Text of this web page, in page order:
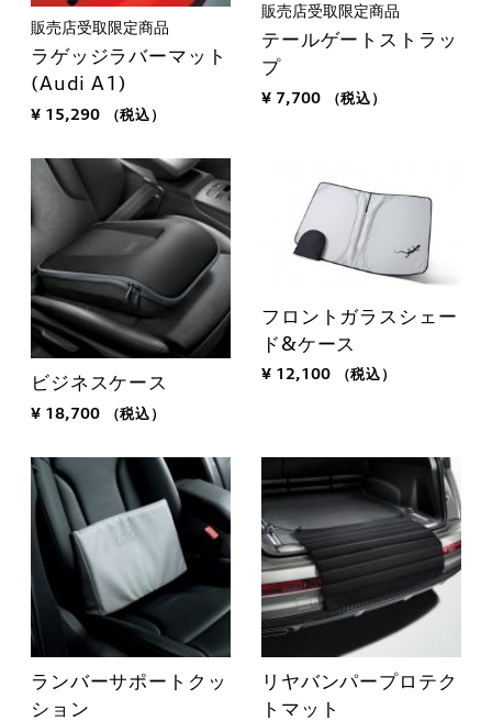
販売店受取限定商品
ラゲッジラバーマット
(Audi A1)
¥ 15,290 （税込）
販売店受取限定商品
テールゲートストラッ
プ
¥ 7,700 （税込）
ビジネスケース
¥ 18,700 （税込）
フロントガラスシェー
ド&ケース
¥ 12,100 （税込）
ランバーサポートクッ
ション
リヤバンパープロテク
トマット